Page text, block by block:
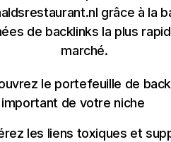
grâce à la
de backlinks la plus
marché.
le portefeuille de
important de votre niche
les liens toxiques et